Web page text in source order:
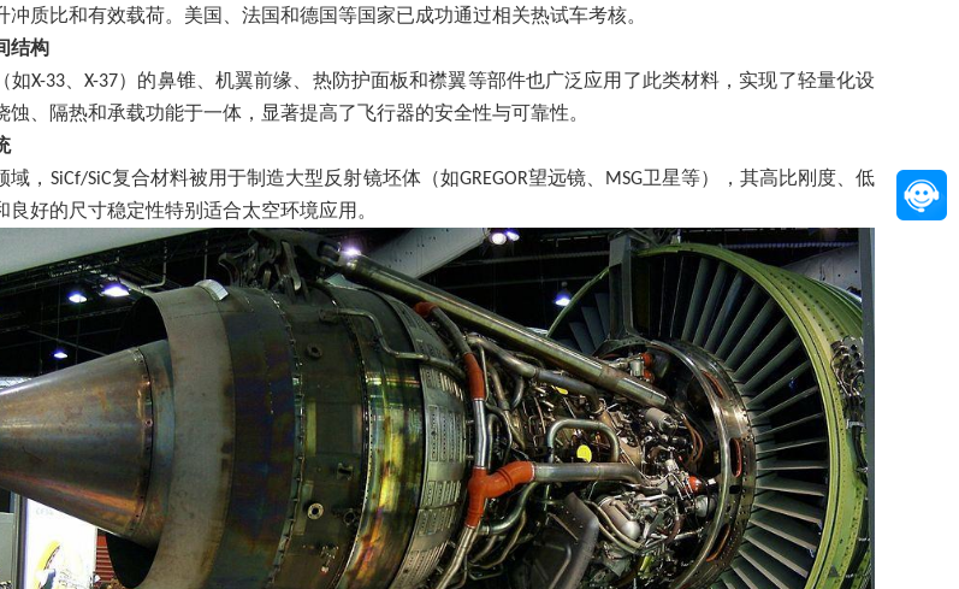
冲质比和有效载荷。美国、法国和德国等国家已成功通过相关热试车考核。
结构
如X-33、X-37）的鼻锥、机翼前缘、热防护面板和襟翼等部件也广泛应用了此类材料，实现了轻量化设
蚀、隔热和承载功能于一体，显著提高了飞行器的安全性与可靠性。
域， SiCf/SiC复合材料被用于制造大型反射镜坯体（如GREGOR望远镜、 MSG卫星等），其高比刚度、低
良好的尺寸稳定性特别适合太空环境应用。